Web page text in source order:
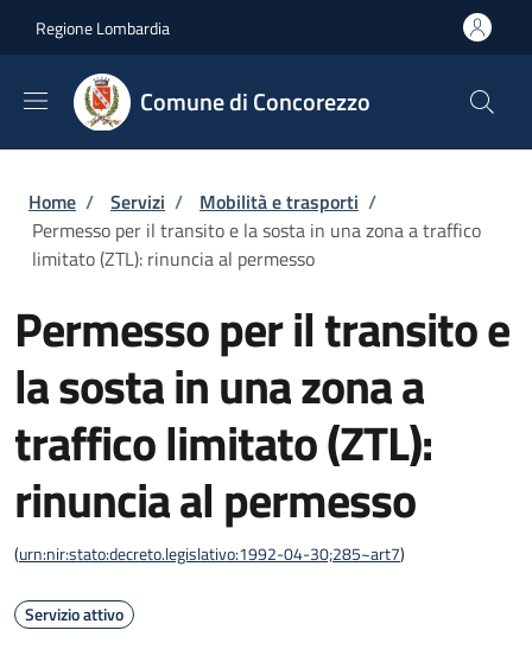
Regione Lombardia
Comune di Concorezzo
Briciole di pane
Home / Servizi / Mobilità e trasporti /
Permesso per il transito e la sosta in una zona a traffico
limitato (ZTL): rinuncia al permesso
Permesso per il transito e
la sosta in una zona a
traffico limitato (ZTL):
rinuncia al permesso
(urn:nir:stato:decreto.legislativo:1992-04-30;285~art7)
Servizio attivo